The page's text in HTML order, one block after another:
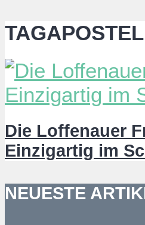
TAGAPOSTEL
Die Loffenauer
Einzigartig im
NEUESTE